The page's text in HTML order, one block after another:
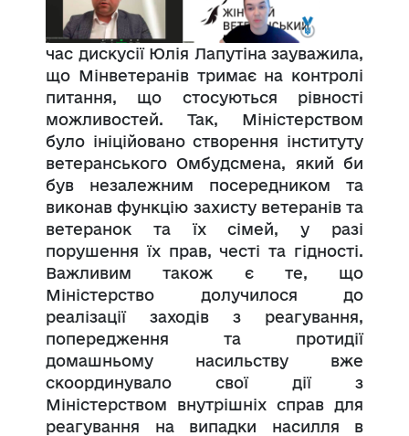
час дискусії Юлія Лапутіна зауважила,
що Мінветеранів тримає на контролі
питання, що стосуються рівності
можливостей. Так, Міністерством
було ініційовано створення інституту
ветеранського Омбудсмена, який би
був незалежним посередником та
виконав функцію захисту ветеранів та
ветеранок та їх сімей, у разі
порушення їх прав, честі та гідності.
Важливим також є те, що
Міністерство долучилося до
реалізації заходів з реагування,
попередження та протидії
домашньому насильству вже
скоординувало свої дії з
Міністерством внутрішніх справ для
реагування на випадки насилля в